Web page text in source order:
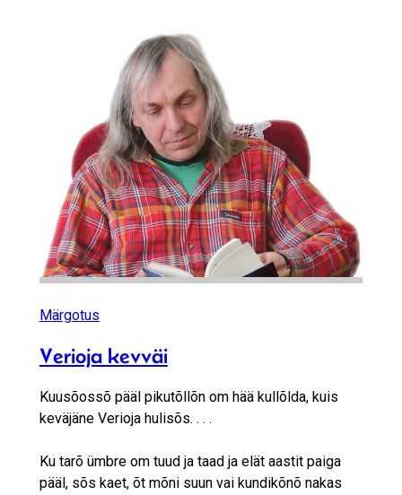
Märgotus
Verioja kevväi
Kuusõossõ pääl pikutõllõn om hää kullõlda, kuis
keväjäne Verioja hulisõs. . . .
Ku tarõ ümbre om tuud ja taad ja elät aastit paiga
pääl, sõs kaet, õt mõni suun vai kundikõnõ nakas